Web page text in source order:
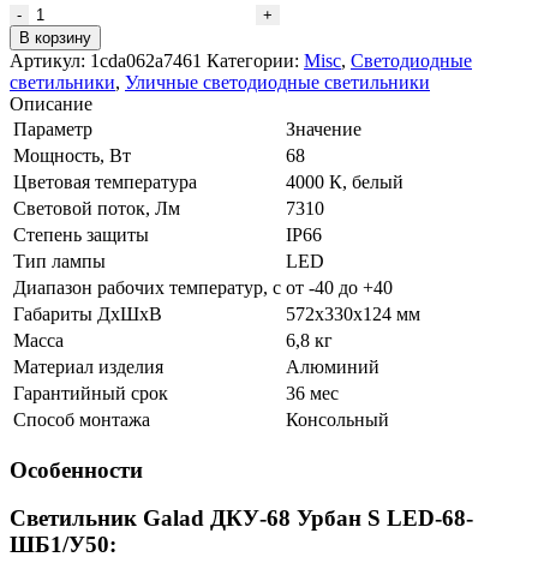
Количество
товара
Светильник
Урбан
S
68-
ШБ1/
У50
В корзину
Артикул: 1cda062a7461 Категории: Misc, Светодиодные
светильники, Уличные светодиодные светильники
Описание
Параметр
Значение
Мощность, Вт
68
Цветовая температура
4000 К, белый
Световой поток, Лм
7310
Степень защиты
IP66
Тип лампы
LED
Диапазон рабочих температур, с от -40 до +40
Габариты ДхШхВ
572x330x124 мм
Масса
6,8 кг
Материал изделия
Алюминий
Гарантийный срок
36 мес
Способ монтажа
Консольный
Особенности
Светильник Galad ДКУ-68 Урбан S LED-68-
ШБ1/У50: